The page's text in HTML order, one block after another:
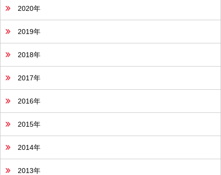
2020年
2019年
2018年
2017年
2016年
2015年
2014年
2013年